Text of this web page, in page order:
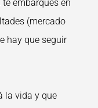
embarques en
(mercado
hay que seguir
la vida y que